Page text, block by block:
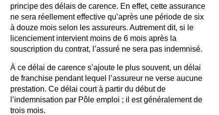
principe des délais de carence. En effet, cette assurance
ne sera réellement effective qu’après une période de six
à douze mois selon les assureurs. Autrement dit, si le
licenciement intervient moins de 6 mois après la
souscription du contrat, l’assuré ne sera pas indemnisé.
À ce délai de carence s’ajoute le plus souvent, un délai
de franchise pendant lequel l’assureur ne verse aucune
prestation. Ce délai court à partir du début de
l’indemnisation par Pôle emploi ; il est généralement de
trois mois.